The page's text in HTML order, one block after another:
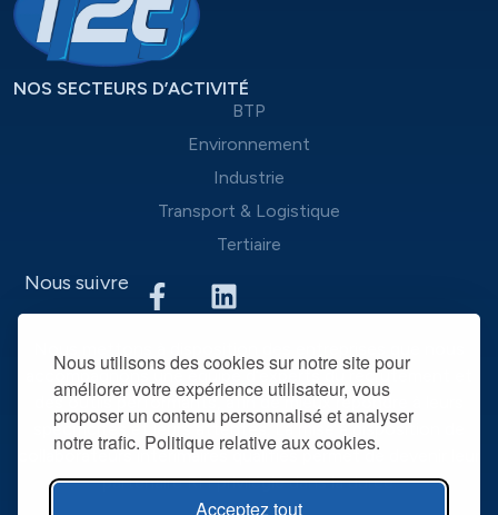
Nous utilisons des cookies sur notre site pour
améliorer votre expérience utilisateur, vous
proposer un contenu personnalisé et analyser
notre trafic. Politique relative aux cookies.
Acceptez tout
NOS SECTEURS D’ACTIVITÉ
BTP
Environnement
Industrie
Transport & Logistique
Tertiaire
Nous suivre
accompagnons une équipe d’experts du recrutement et
des outils performants, afin de mieux répondre à leurs
spécificités et leurs attentes. La mise à disposition de
collaborateurs intérimaires qualifiés permet de devenir leur
partenaire RH privilégié dans la durée.